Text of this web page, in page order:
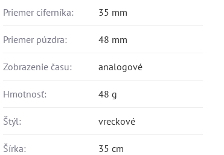
Priemer ciferníka: 35 mm
Priemer púzdra: 48 mm
Zobrazenie času: analogové
Hmotnosť: 48 g
Štýl: vreckové
Šírka: 35 cm